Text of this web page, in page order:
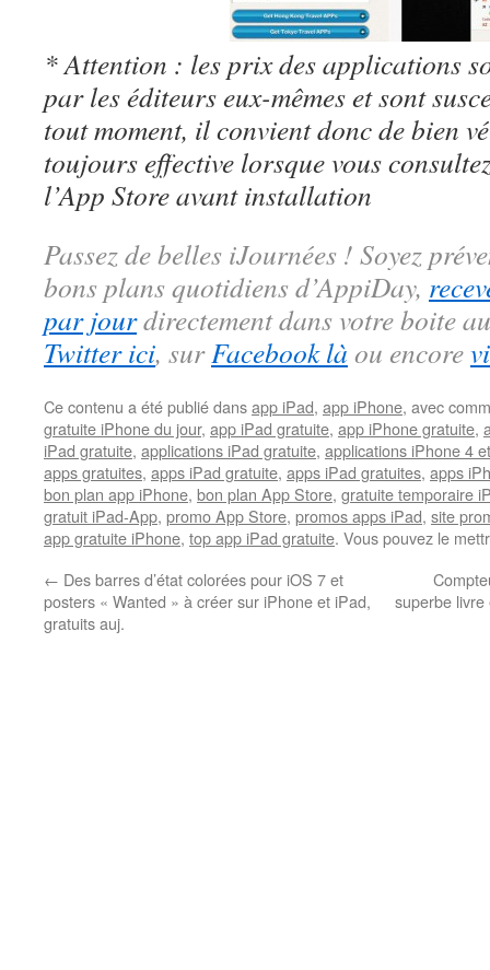
* Attention : les prix des applications
par les éditeurs eux-mêmes et sont
tout moment, il convient donc de bien
toujours effective lorsque vous
l’App Store avant installation
Passez de belles iJournées ! Soyez
bons plans quotidiens d’AppiDay,
par jourdirectement dans votre boite
Twitter ici, surFacebook là ou encore
Ce contenu a été publié dansapp iPad, app iPhone, avec
gratuite iPhone du jour, app iPad gratuite, app iPhone gratuite,
iPad gratuite, applications iPad gratuite, applications iPhone 4
apps gratuites, apps iPad gratuite, apps iPad gratuites, apps
bon plan app iPhone, bon plan App Store, gratuite temporaire
gratuit iPad-App, promo App Store, promos apps iPad, site
app gratuite iPhone, top app iPad gratuite. Vous pouvez le
← Des barres d’état colorées pour iOS 7 et
posters « Wanted » à créer sur iPhone et iPad,
gratuits auj.
superbe